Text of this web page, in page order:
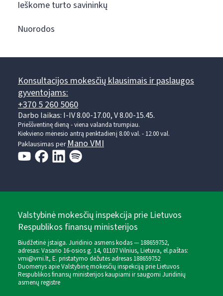
Ieškome turto savininkų
Nuorodos
Konsultacijos mokesčių klausimais ir paslaugos
gyventojams:
+370 5 260 5060
Darbo laikas: I-IV 8.00-17.00, V 8.00-15.45.
Prieššventinę dieną - viena valanda trumpiau.
Kiekvieno mėnesio antrą penktadienį 8.00 val. - 12.00 val.
Paklausimas perMano VMI
Valstybinė mokesčių inspekcija prie Lietuvos
Respublikos finansų ministerijos
Biudžetinė įstaiga. Juridinio asmens kodas — 188659752,
adresas: Vasario 16-osios g. 14, 01107 Vilnius, Lietuva, el.paštas:
vmi@vmi.lt, E. pristatymo dėžutės adresas 188659752
Duomenys apie Valstybinę mokesčių inspekciją prie Lietuvos
Respublikos finansų ministerijos kaupiami ir saugomi Juridinių
asmenų registre